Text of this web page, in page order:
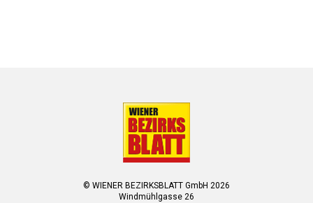
© WIENER BEZIRKSBLATT GmbH 2026
Windmühlgasse 26